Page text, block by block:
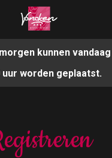
kunnen
uur worden geplaatst.